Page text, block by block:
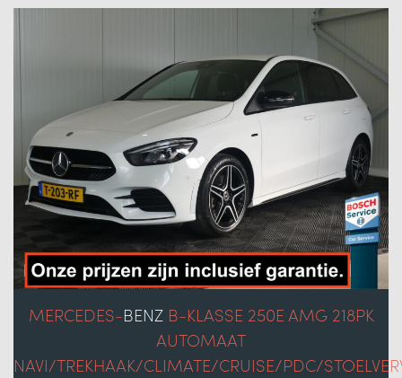
MERCEDES-BENZ B-KLASSE 250E AMG 218PK
AUTOMAAT
NAVI/TREKHAAK/CLIMATE/CRUISE/PDC/